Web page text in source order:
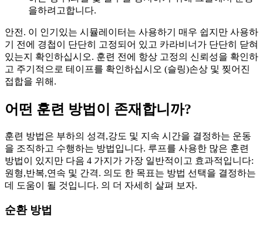
을하려고합니다.
안전. 이 인기있는 시뮬레이터는 사용하기 매우 쉽지만 사용하
기 전에 경첩이 단단히 고정되어 있고 카라비너가 단단히 닫혀
있는지 확인하십시오. 훈련 전에 항상 고정의 신뢰성을 확인하
고 주기적으로 테이프를 확인하십시오 (슬링)손상 및 찢어진
접합을 위해.
어떤 훈련 방법이 존재합니까?
훈련 방법은 부하의 성격,강도 및 지속 시간을 결정하는 운동
을 조직하고 수행하는 방법입니다. 루프를 사용한 많은 훈련
방법이 있지만 다음 4 가지가 가장 일반적이고 효과적입니다:
원형,반복,연속 및 간격. 의도 한 목표는 방법 선택을 결정하는
데 도움이 될 것입니다. 의 더 자세히 살펴 보자.
순환 방법